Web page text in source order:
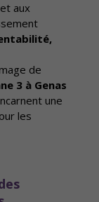
aux
de
3 à Genas
une
les